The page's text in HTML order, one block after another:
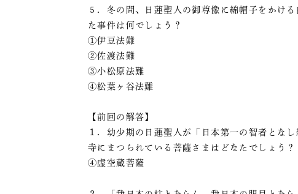
５．冬の間、日蓮聖人の御尊像に綿帽子をかけ
た事件は何でしょう？
①伊豆法難
②佐渡法難
③小松原法難
④松葉ヶ谷法難
【前回の解答】
１．幼少期の日蓮聖人が「日本第一の智者とな
寺にまつられている菩薩さまはどなたでしょう？
④虚空蔵菩薩